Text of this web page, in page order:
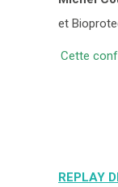
et
Cette
REPLAY